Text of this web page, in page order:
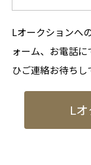
Lオークションへ
ォーム、お電話
ひご連絡お待ちし
L